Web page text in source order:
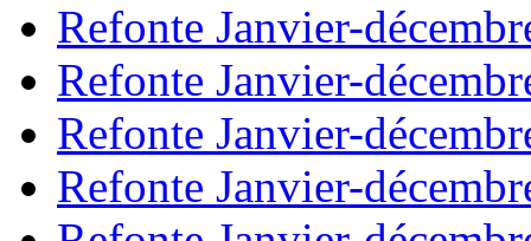
Refonte Janvier-
Refonte Janvier-
Refonte Janvier-
Refonte Janvier-